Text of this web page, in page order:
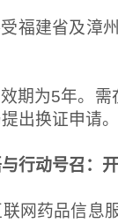
建省及漳州
为5年。需
出换证申请。
动号召：开
药品信息服